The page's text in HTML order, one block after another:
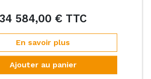
34 584,00 € TTC
En savoir plus
Ajouter au panier